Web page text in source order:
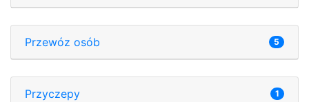
Przewóz osób 5
Przyczepy 1